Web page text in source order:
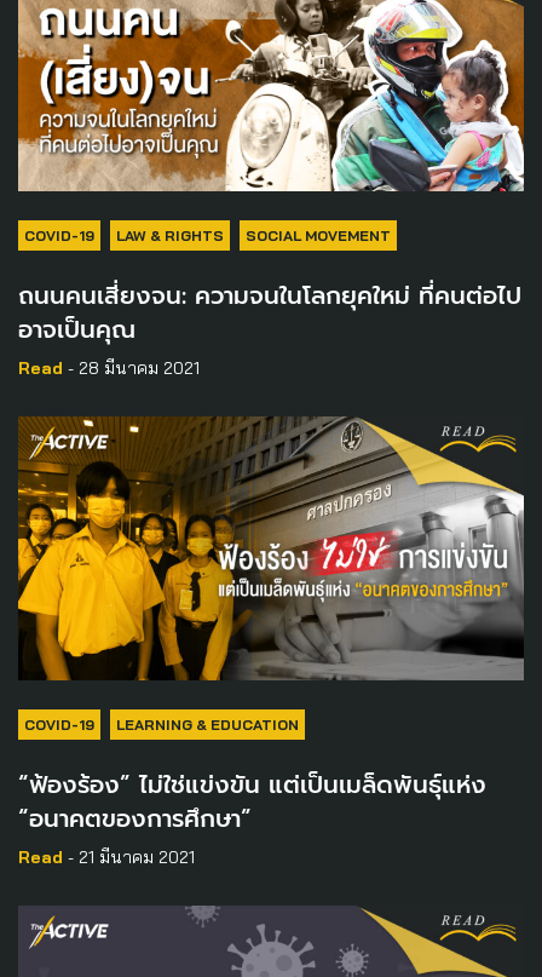
COVID-19 LAW & RIGHTS SOCIAL MOVEMENT
ถนนคนเสี่ยงจน: ความจนในโลกยุคใหม่ ที่คนต่อไป
อาจเป็นคุณ
Read - 28 มีนาคม 2021
COVID-19 LEARNING & EDUCATION
“ฟ้องร้อง” ไม่ใช่แข่งขัน แต่เป็นเมล็ดพันธุ์แห่ง
“อนาคตของการศึกษา”
Read - 21 มีนาคม 2021